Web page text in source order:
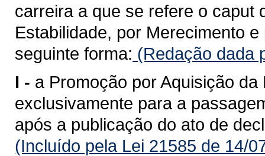
carreira a que se refere o caput
Estabilidade, por Merecimento
seguinte forma: (Redação dada
I - a Promoção por Aquisição
exclusivamente para a
após a publicação do ato de
(Incluído pela Lei 21585 de 14/